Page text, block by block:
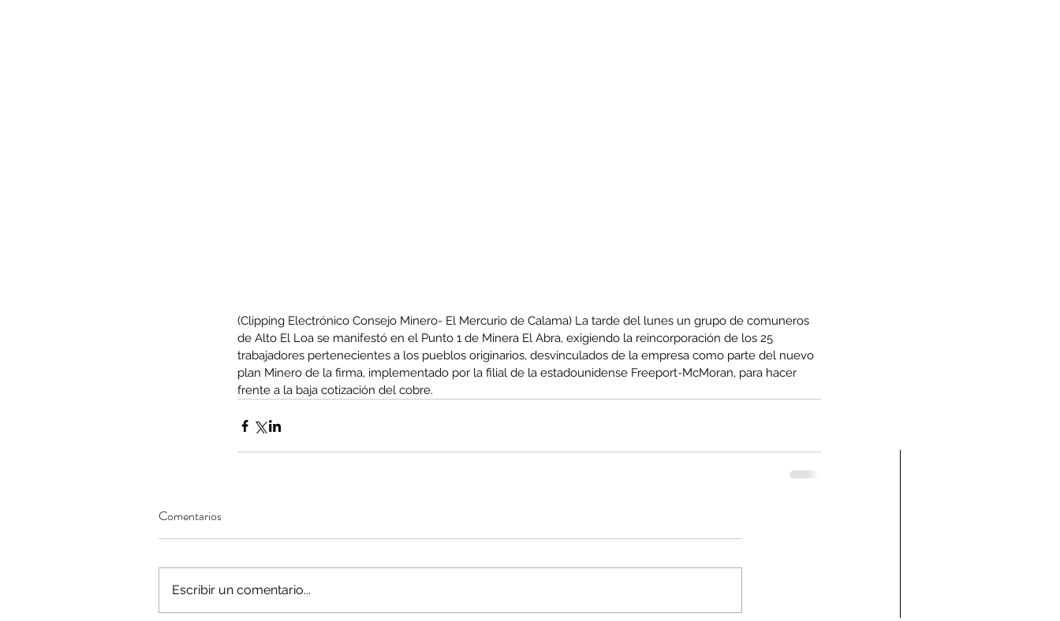
Our Recent Posts
(Clipping Electrónico Consejo Minero- El Mercurio de Calama) La tarde del lunes un grupo de comuneros
de Alto El Loa se manifestó en el Punto 1 de Minera El Abra, exigiendo la reincorporación de los 25
trabajadores pertenecientes a los pueblos originarios, desvinculados de la empresa como parte del nuevo
plan Minero de la firma, implementado por la filial de la estadounidense Freeport-McMoran, para hacer
frente a la baja cotización del cobre.
Comentarios
Escribir un comentario...